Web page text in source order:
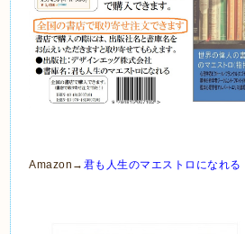
Amazon→ 君も人生のマエストロになれる